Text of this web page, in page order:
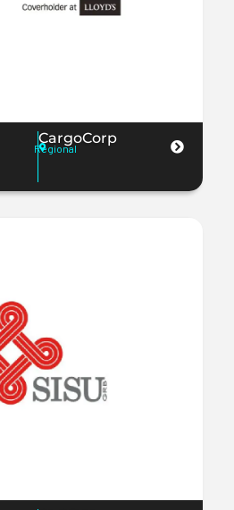
CargoCorp
Regional